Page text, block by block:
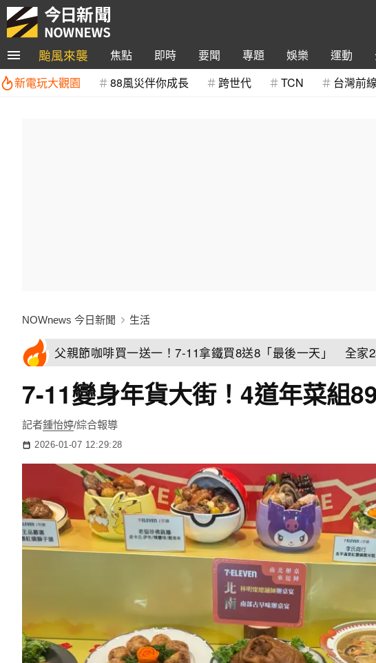
颱風來襲 焦點 即時 要聞 專題 娛樂 運動
新電玩大觀園
88風災伴你成長 跨世代 TCN 台灣前線
NOWnews 今日新聞 生活
父親節咖啡買一送一！7-11拿鐵買8送8「最後一天」 全家
7-11變身年貨大街！4道年菜組
記者鍾怡婷/綜合報導
2026-01-07 12:29:28